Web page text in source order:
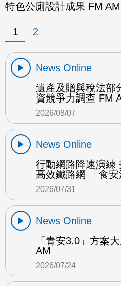
特色公廁設計成果 FM AM
1 2
News Online
遺產及贈與稅法部
資競爭力調查 FM
2026/08/07
News Online
行動網路降速演練
高效鐵路網 「食
2026/07/31
News Online
「青安3.0」方案
AM
2026/07/24